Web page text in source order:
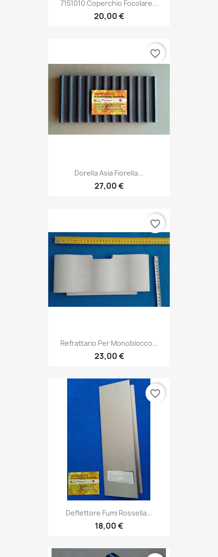
7151010 Coperchio Focolare...
20,00 €
Dorella Asia Fiorella...
27,00 €
favorite_border
Refrattario Per Monoblocco...
23,00 €
favorite_border
Deflettore Fumi Rossella...
18,00 €
favorite_border